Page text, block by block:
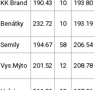
KK Brand 190.43 10 193.80
Benátky 232.72 10 193.19
Semily 194.67 58 206.54
Vys.Mýto 201.52 12 208.78